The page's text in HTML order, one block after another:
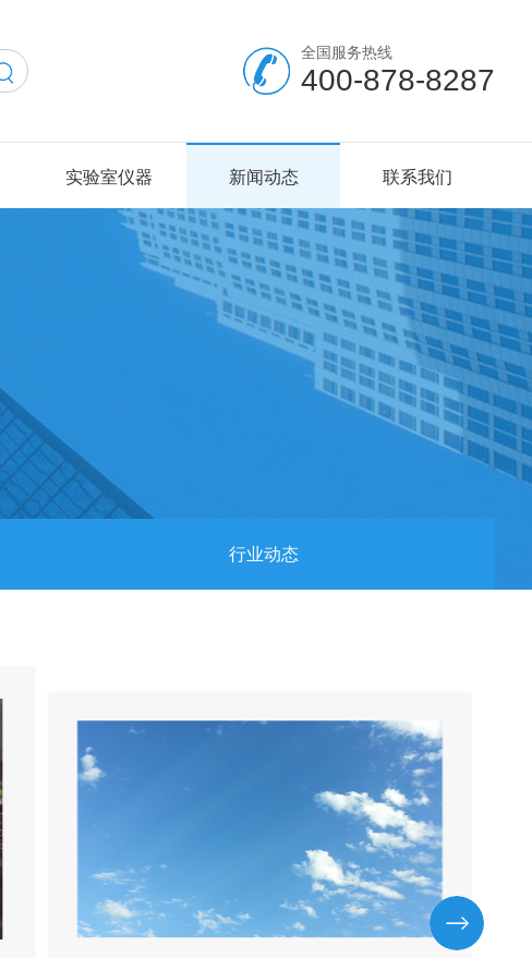
全国服务热线
400-878-8287
实验室仪器 新闻动态 联系我们
行业动态